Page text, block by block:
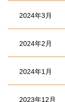
2024年3月
2024年2月
2024年1月
2023年12月